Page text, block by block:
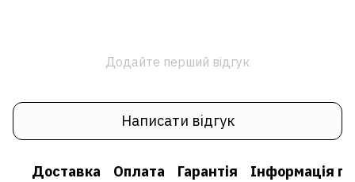
Додайте перший відгук
Написати відгук
Доставка Оплата Гарантія Інформація